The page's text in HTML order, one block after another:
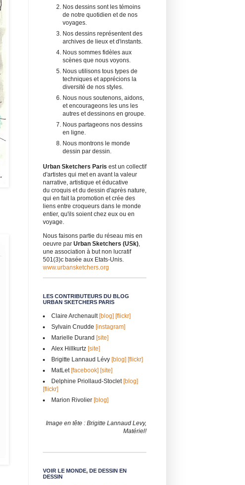
Nos dessins sont les témoins
de notre quotidien et de nos
voyages.
Nos dessins représentent des
archives de lieux et d'instants.
Nous sommes fidèles aux
scènes que nous voyons.
Nous utilisons tous types de
techniques et apprécions la
diversité de nos styles.
Nous nous soutenons, aidons,
et encourageons les uns les
autres et dessinons en groupe.
Nous partageons nos dessins
en ligne.
Nous montrons le monde
dessin par dessin.
Urban Sketchers Paris est un collectif
d'artistes qui met en avant la valeur
narrative, artistique et éducative
du croquis et du dessin d'après nature,
qui en fait la promotion et crée des
liens entre croqueurs dans le monde
entier, qu'ils soient chez eux ou en
voyage.
Nous faisons partie du réseau mis en
oeuvre par Urban Sketchers (USk)
une association à but non lucratif
501(3)c basée aux Etats-Unis.
www.urbansketchers.org
LES CONTRIBUTEURS DU BLOG
URBAN SKETCHERS PARIS
Claire Archenault[blog] [flickr]
Sylvain Cnudde [instagram]
Marielle Durand [site]
Alex Hillkurtz [site]
Brigitte Lannaud Lévy [blog] [flickr]
MatLet[facebook] [site]
Delphine Priollaud-Stoclet[blog]
[flickr]
Marion Rivolier [blog]
Image en tête : Brigitte Lannaud Levy,
Matériel!
VOIR LE MONDE, DE DESSIN EN
DESSIN